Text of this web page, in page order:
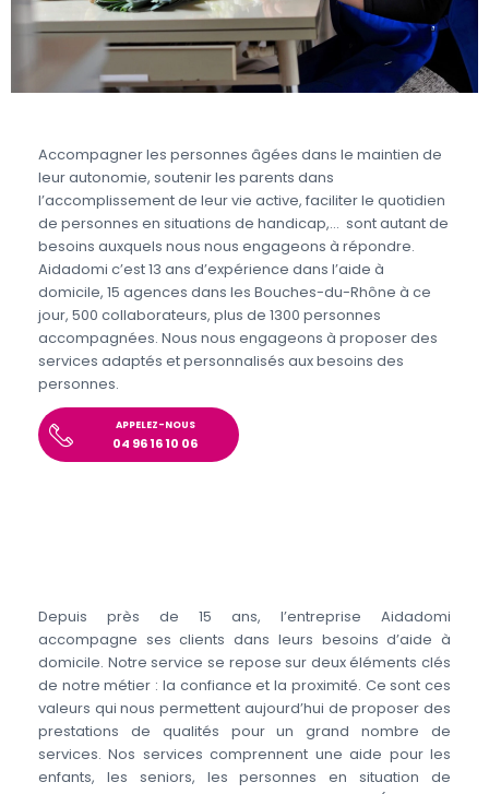
Accompagner les personnes âgées dans le maintien de
leur autonomie, soutenir les parents dans
l’accomplissement de leur vie active, faciliter le quotidien
de personnes en situations de handicap,… sont autant de
besoins auxquels nous nous engageons à répondre.
Aidadomi c’est 13 ans d’expérience dans l’aide à
domicile, 15 agences dans les Bouches-du-Rhône à ce
jour, 500 collaborateurs, plus de 1300 personnes
accompagnées. Nous nous engageons à proposer des
services adaptés et personnalisés aux besoins des
personnes.
APPELEZ-NOUS
04 96 16 10 06
Depuis près de 15 ans, l’entreprise Aidadomi
accompagne ses clients dans leurs besoins d’aide à
domicile. Notre service se repose sur deux éléments clés
de notre métier : la confiance et la proximité. Ce sont ces
valeurs qui nous permettent aujourd’hui de proposer des
prestations de qualités pour un grand nombre de
services. Nos services comprennent une aide pour les
enfants, les seniors, les personnes en situation de